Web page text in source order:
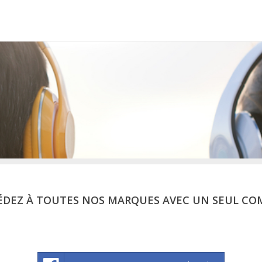
À TOUTES NOS MARQUES AVEC UN SEUL